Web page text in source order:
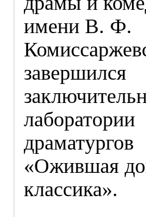
имени В. Ф.
завершился
лаборатории
драматургов
«Ожившая
классика».